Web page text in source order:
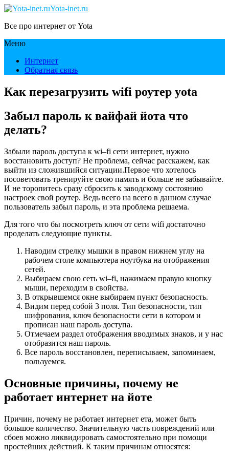
Yota-inet.ru
Все про интернет от Yota
Меню
Интернет
Обратная связь
Как перезагрузить wifi роутер yota
Забыл пароль к вайфай йота что
делать?
Забыли пароль доступа к wi–fi сети интернет, нужно
восстановить доступ? Не проблема, сейчас расскажем, как
выйти из сложившийся ситуации.Первое что хотелось
посоветовать тренируйте свою память и больше не забывайте.
И не торопитесь сразу сбросить к заводскому состоянию
настроек свой роутер. Ведь всего на всего в данном случае
пользователь забыл пароль, и эта проблема решаема.
Для того что бы посмотреть ключ от сети wifi достаточно
проделать следующие пункты.
Наводим стрелку мышки в правом нижнем углу на
рабочем столе компьютера ноутбука на отображения
сетей.
Выбираем свою сеть wi–fi, нажимаем правую кнопку
мыши, переходим в свойства.
В открывшемся окне выбираем пункт безопасность.
Видим перед собой 3 поля. Тип безопасности, тип
шифрования, ключ безопасности сети в котором и
прописан наш пароль доступа.
Отмечаем раздел отображения вводимых знаков, и у нас
отобразится наш пароль.
Все пароль восстановлен, переписываем, запоминаем,
пользуемся.
Основные причины, почему не
работает интернет на йоте
Причин, почему не работает интернет ета, может быть
большое количество. Значительную часть повреждений или
сбоев можно ликвидировать самостоятельно при помощи
простейших действий. К таким причинам относятся: